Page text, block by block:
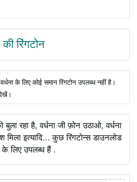
की रिंगटोन
के लिए कोई समान रिंगटोन उपलब्ध नहीं है।
बुला रहा है, वर्धना जी फ़ोन उठाओ, वर्धना
इत्यादि... कुछ रिंगटोन्स डाउनलोड
के लिए उपलब्ध हैं .